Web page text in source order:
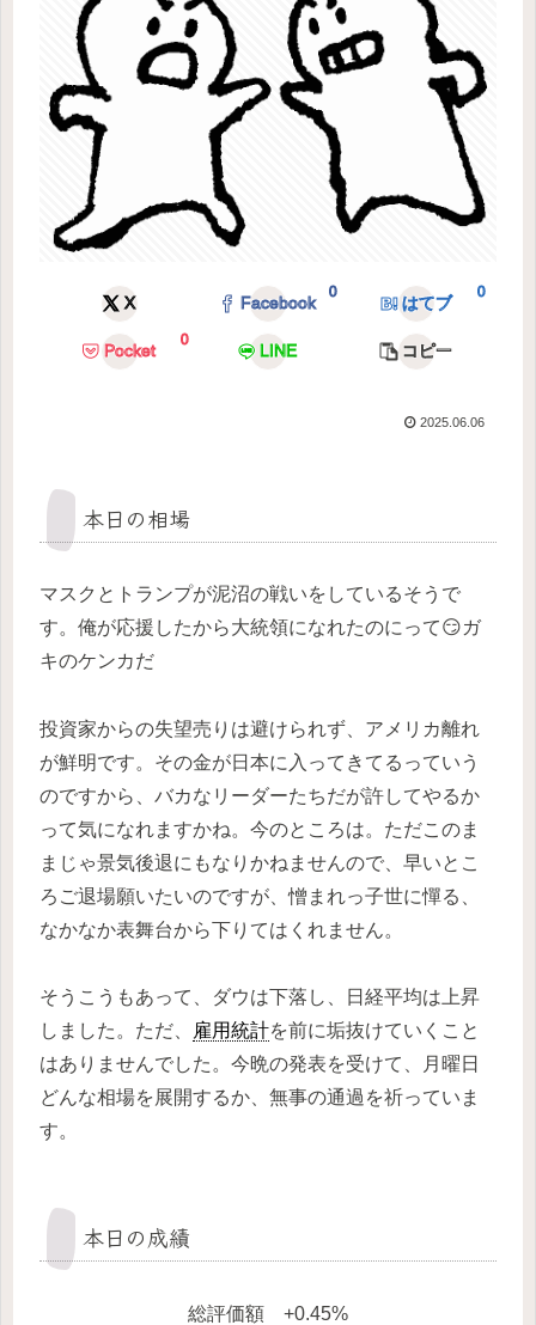
X Facebook
0
はてブ
0
Pocket
0
LINE コピー
2025.06.06
本日の相場
マスクとトランプが泥沼の戦いをしているそうで
す。俺が応援したから大統領になれたのにって😏ガ
キのケンカだ
投資家からの失望売りは避けられず、アメリカ離れ
が鮮明です。その金が日本に入ってきてるっていう
のですから、バカなリーダーたちだが許してやるか
って気になれますかね。今のところは。ただこのま
まじゃ景気後退にもなりかねませんので、早いとこ
ろご退場願いたいのですが、憎まれっ子世に憚る、
なかなか表舞台から下りてはくれません。
そうこうもあって、ダウは下落し、日経平均は上昇
しました。ただ、
雇用統計を前に垢抜けていくこと
はありませんでした。今晩の発表を受けて、月曜日
どんな相場を展開するか、無事の通過を祈っていま
す。
本日の成績
総評価額 +0.45%